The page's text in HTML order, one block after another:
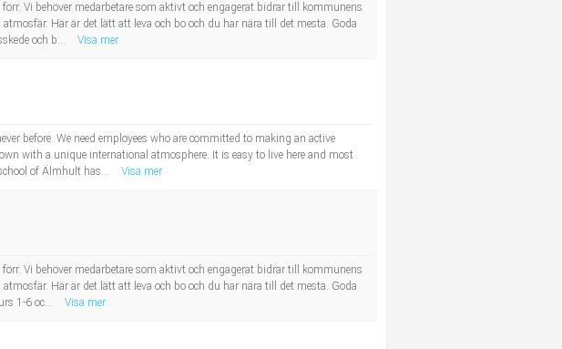
Vi behöver medarbetare som aktivt och engagerat bidrar till kommunens
Här är det lätt att leva och bo och du har nära till det mesta. Goda
och b...
Visa mer
before. We need employees who are committed to making an active
with a unique international atmosphere. It is easy to live here and most
of Älmhult has...
Visa mer
Vi behöver medarbetare som aktivt och engagerat bidrar till kommunens
Här är det lätt att leva och bo och du har nära till det mesta. Goda
1-6 oc...
Visa mer